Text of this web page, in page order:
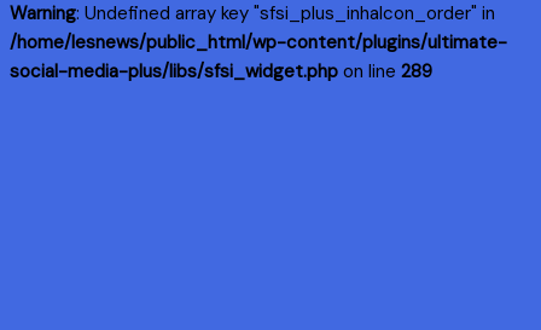
Warning: Undefined array key "sfsi_plus_inhaIcon_order" in
/home/lesnews/public_html/wp-content/plugins/ultimate-
social-media-plus/libs/sfsi_widget.php on line 289